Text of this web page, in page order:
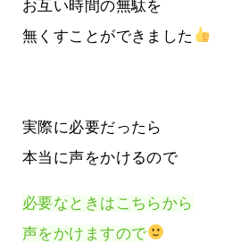
お互い時間の無駄を
無くすことができました
実際に必要だったら
本当に声をかけるので
必要なときはこちらから
声をかけますので